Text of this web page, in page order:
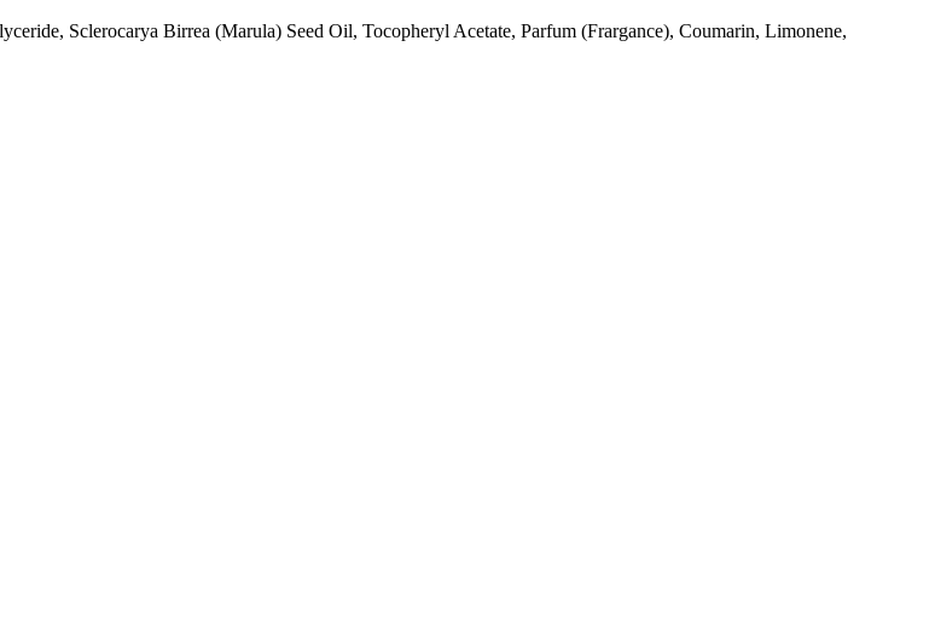
Sclerocarya Birrea (Marula) Seed Oil, Tocopheryl Acetate, Parfum (Frargance), Coumarin, Limonene,